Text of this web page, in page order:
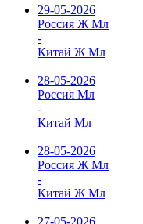
29-05-2026
Россия Ж Мл
-
Китай Ж Мл
28-05-2026
Россия Мл
-
Китай Мл
28-05-2026
Россия Ж Мл
-
Китай Ж Мл